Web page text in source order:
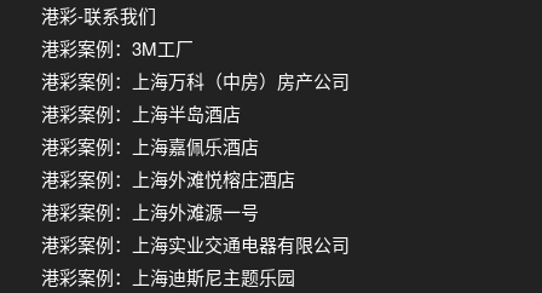
港彩-联系我们
港彩案例：3M工厂
港彩案例：上海万科（中房）房产公司
港彩案例：上海半岛酒店
港彩案例：上海嘉佩乐酒店
港彩案例：上海外滩悦榕庄酒店
港彩案例：上海外滩源一号
港彩案例：上海实业交通电器有限公司
港彩案例：上海迪斯尼主题乐园